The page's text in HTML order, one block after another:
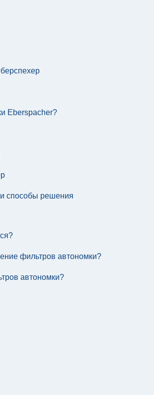
Eberspacher?
способы решения
фильтров автономки?
автономки?